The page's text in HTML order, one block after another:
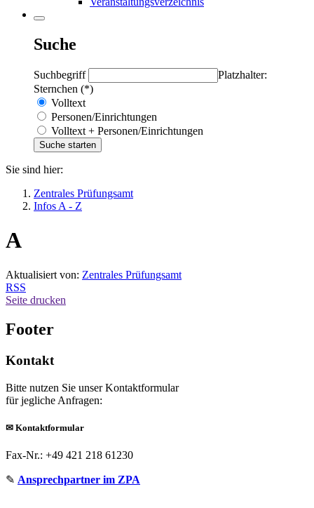
Suche
Suchbegriff
Platzhalter:
Sternchen (*)
Volltext
Personen/Einrichtungen
Volltext + Personen/Einrichtungen
Sie sind hier:
Zentrales Prüfungsamt
Infos A - Z
A
Aktualisiert von: Zentrales Prüfungsamt
RSS
Seite drucken
Footer
Kontakt
Bitte nutzen Sie unser Kontaktformular
für jegliche Anfragen:
✉ Kontaktformular
Fax-Nr.: +49 421 218 61230
✎ Ansprechpartner im ZPA